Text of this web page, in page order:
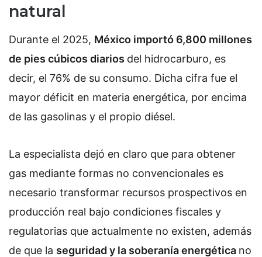
natural
Durante el 2025, México importó 6,800 millones
de pies cúbicos diarios del hidrocarburo, es
decir, el 76% de su consumo. Dicha cifra fue el
mayor déficit en materia energética, por encima
de las gasolinas y el propio diésel.
La especialista dejó en claro que para obtener
gas mediante formas no convencionales es
necesario transformar recursos prospectivos en
producción real bajo condiciones fiscales y
regulatorias que actualmente no existen, además
de que la seguridad y la soberanía energética no